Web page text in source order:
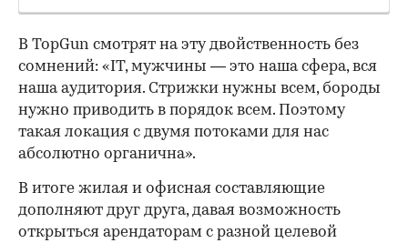
В TopGun смотрят на эту двойственность без
сомнений: «IT, мужчины — это наша сфера, вся
наша аудитория. Стрижки нужны всем, бороды
нужно приводить в порядок всем. Поэтому
такая локация с двумя потоками для нас
абсолютно органична».
В итоге жилая и офисная составляющие
дополняют друг друга, давая возможность
открыться арендаторам с разной целевой